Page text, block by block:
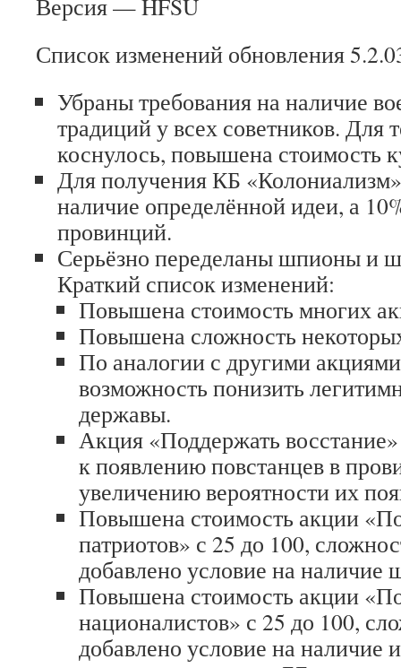
Версия — HFSU
Список изменений обновления
Убраны требования на наличие
традиций у всех советников. Для
коснулось, повышена стоимость
Для получения КБ «Колониализм»
наличие определённой идеи, а
провинций.
Серьёзно переделаны шпионы и
Краткий список изменений:
Повышена стоимость многих
Повышена сложность
По аналогии с другими
возможность понизить
державы.
Акция «Поддержать
к появлению повстанцев в
увеличению вероятности их
Повышена стоимость акции
патриотов» с 25 до 100,
добавлено условие на
Повышена стоимость акции
националистов» с 25 до 100,
добавлено условие на наличие